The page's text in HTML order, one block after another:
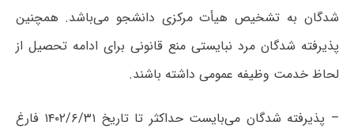
شدگان به تشخیص هیأت مرکزی دانشجو می‌باشد. همچنین
پذیرفته شدگان مرد نبایستی منع قانونی برای ادامه تحصیل از
لحاظ خدمت وظیفه عمومی داشته باشند.
– پذیرفته شدگان می‌بایست حداکثر تا تاریخ ۱۴۰۲/۶/۳۱ فارغ